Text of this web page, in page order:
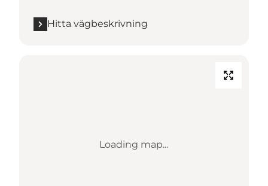
Hitta vägbeskrivning
Loading map...